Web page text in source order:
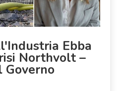
Ebba
Northvolt –
Governo